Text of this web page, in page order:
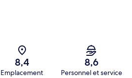
8,4
Emplacement
8,6
Personnel et service